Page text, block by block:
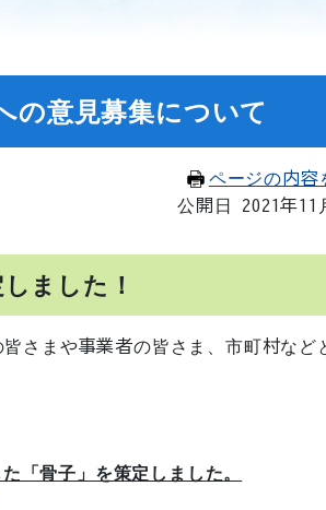
の意見募集について
ページの内容
公開日 2021年11
ました！
さまや事業者の皆さま、市町村など
「骨子」を策定しました。